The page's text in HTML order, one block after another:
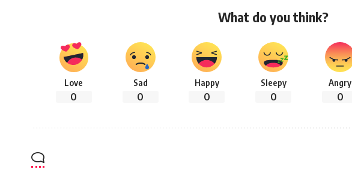
What do you think?
Love
0
Sad
0
Happy
0
Sleepy
0
Angry
0